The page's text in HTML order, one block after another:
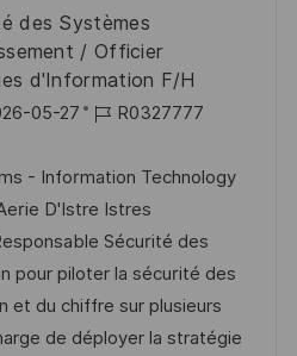
des Systèmes
/ Officier
d'Information F/H
05-27
J
b
I
d
R0327777
- Information Technology
D'Istre Istres
Sécurité des
pour piloter la sécurité des
et du chiffre sur plusieurs
de déployer la stratégie